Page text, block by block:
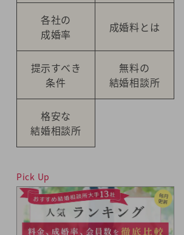
各社の
成婚率
成婚料とは
提示すべき
条件
無料の
結婚相談所
格安な
結婚相談所
Pick Up